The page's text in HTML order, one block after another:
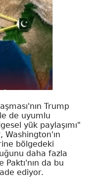
Trump
de uyumlu
yük paylaşımı"
Washington'ın
bölgedeki
daha fazla
da bu
ediyor.